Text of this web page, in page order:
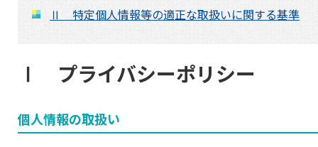
Ⅱ 特定個人情報等の適正な取扱いに関する基準
Ⅰ プライバシーポリシー
個人情報の取扱い